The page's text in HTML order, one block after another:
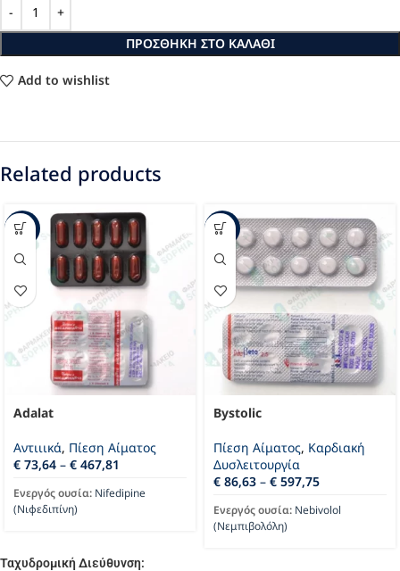
ΠΡΟΣΘΉΚΗ ΣΤΟ ΚΑΛΆΘΙ
Add to wishlist
Related products
-63%
Adalat
Αντιιικά, Πίεση Αίματος
€ 73,64 – € 467,81
Ενεργός ουσία: Nifedipine
(Νιφεδιπίνη)
-43%
Bystolic
Πίεση Αίματος, Καρδιακή
Δυσλειτουργία
€ 86,63 – € 597,75
Ενεργός ουσία: Nebivolol
(Νεμπιβολόλη)
Ταχυδρομική Διεύθυνση: